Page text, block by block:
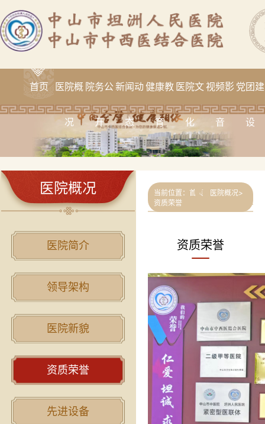
首页 医院概
况
院务公
开
新闻动
态
健康教
育
医院文
化
视频影
音
党团建
设
医院概况
医院简介
领导架构
医院新貌
资质荣誉
先进设备
当前位置： 首页 医院概况>
资质荣誉
资质荣誉